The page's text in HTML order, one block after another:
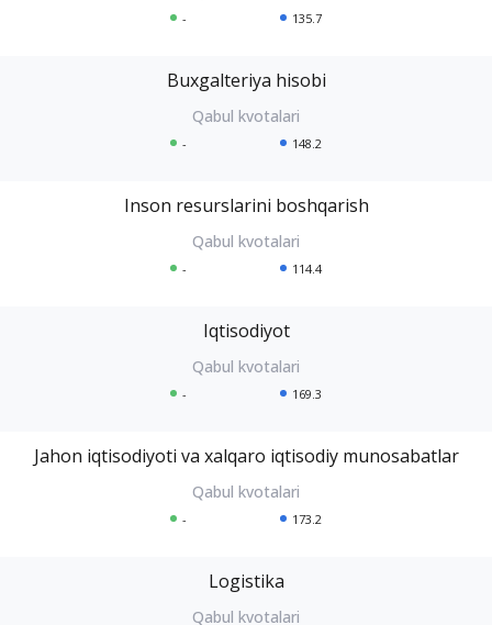
- 135.7
Buxgalteriya hisobi
- 148.2
Inson resurslarini boshqarish
- 114.4
Iqtisodiyot
- 169.3
Jahon iqtisodiyoti va xalqaro iqtisodiy munosabatlar
- 173.2
Logistika